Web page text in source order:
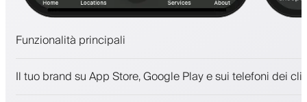
Funzionalità principali
Pagamenti, deposito cauzionale
Il tuo brand su App Store, Google Play e sui telefoni dei